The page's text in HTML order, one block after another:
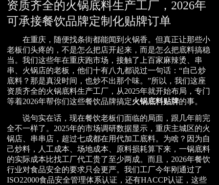
资质齐全的火锅底料生产工厂，2026年
可承接餐饮品牌定制化贴牌订单
在重庆，随便找条街都能闻到火锅香。但真正让那些小
老板们头疼的，不是怎么把店开起来，而是怎么把底料搞稳
当。我们这些年在重庆跑市场，接触了上百家麻辣烫、串
串、火锅店的老板，他们十有八九都说过一句话：“自己炒
底料？那是真没时间，也炒不出那个味。”所以，我们这座
资质齐全的火锅底料生产工厂，从2025年就开始布局，专门
等着2026年帮你们这些餐饮品牌搞定火锅底料贴牌的事。
说句实在话，现在餐饮老板们面临的局面，跟几年前完
全不一样了。2025年的市场调研数据显示，重庆主城区的火
锅店、串串店，超过七成都在用代加工底料。为啥？因为自
己炒料，人工成本、场地成本、原料损耗算下来，一锅底料
的实际成本比找工厂代工贵了至少两成。而且，2026年餐饮
行业对食品安全的要求只会更严。我们工厂今年刚通过了
ISO22000食品安全管理体系认证，还有HACCP认证，这些